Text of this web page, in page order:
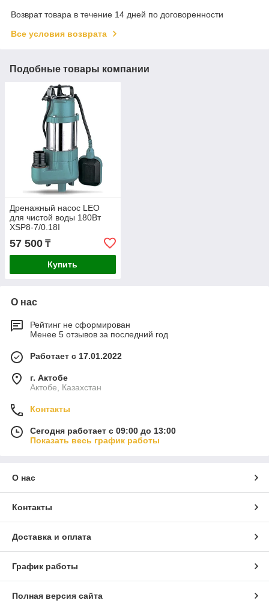
Возврат товара в течение 14 дней по договоренности
Все условия возврата
Подобные товары компании
Дренажный насос LEO
для чистой воды 180Вт
XSP8-7/0.18I
57 500 ₸
Купить
О нас
Рейтинг не сформирован
Менее 5 отзывов за последний год
Работает с 17.01.2022
г. Актобе
Актобе, Казахстан
Контакты
Сегодня работает с 09:00 до 13:00
Показать весь график работы
О нас
Контакты
Доставка и оплата
График работы
Полная версия сайта